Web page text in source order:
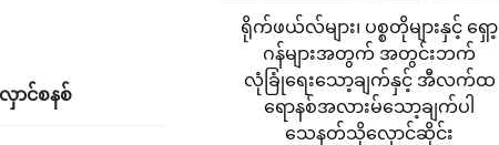
င်စနစ်
ရိုက်ဖယ်လ်များ၊ ပစ္စတိုများနှင့် ရှော့
ဂန်များအတွက် အတွင်းဘက်
လုံခြုံရေးသော့ချက်နှင့် အီလက်ထ
ရောနစ်အလားမ်သော့ချက်ပါ
သေနတ်သိုလှောင်ဆိုင်း